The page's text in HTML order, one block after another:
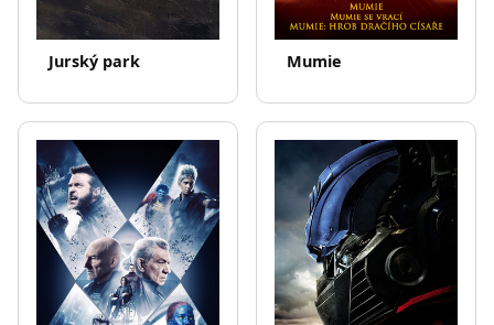
Jurský park Mumie